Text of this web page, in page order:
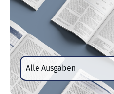
Alle Ausgaben